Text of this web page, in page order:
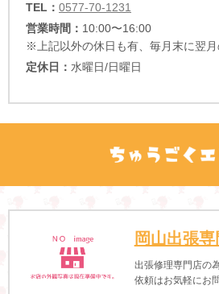
TEL： 0577-70-1231
営業時間： 10:00〜16:00
※上記以外の休日も有、毎月末に翌
定休日： 水曜日/日曜日
岡山出張専
出張修理専門店の
依頼はお気軽にお